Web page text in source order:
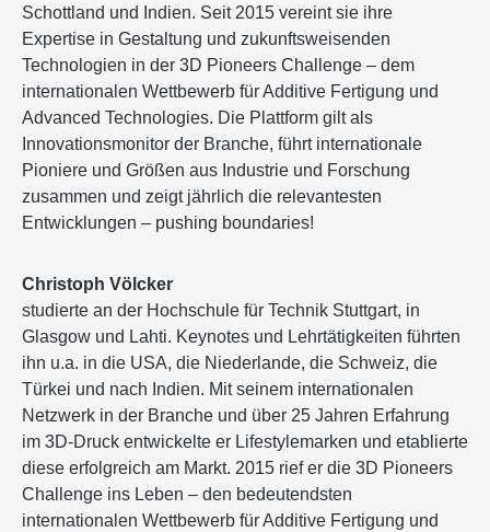
Schottland und Indien. Seit 2015 vereint sie ihre
Expertise in Gestaltung und zukunftsweisenden
Technologien in der 3D Pioneers Challenge – dem
internationalen Wettbewerb für Additive Fertigung und
Advanced Technologies. Die Plattform gilt als
Innovationsmonitor der Branche, führt internationale
Pioniere und Größen aus Industrie und Forschung
zusammen und zeigt jährlich die relevantesten
Entwicklungen – pushing boundaries!
Christoph Völcker
studierte an der Hochschule für Technik Stuttgart, in
Glasgow und Lahti. Keynotes und Lehrtätigkeiten führten
ihn u.a. in die USA, die Niederlande, die Schweiz, die
Türkei und nach Indien. Mit seinem internationalen
Netzwerk in der Branche und über 25 Jahren Erfahrung
im 3D-Druck entwickelte er Lifestylemarken und etablierte
diese erfolgreich am Markt. 2015 rief er die 3D Pioneers
Challenge ins Leben – den bedeutendsten
internationalen Wettbewerb für Additive Fertigung und